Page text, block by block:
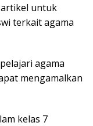
untuk
terkait agama
agama
mengamalkan
kelas 7